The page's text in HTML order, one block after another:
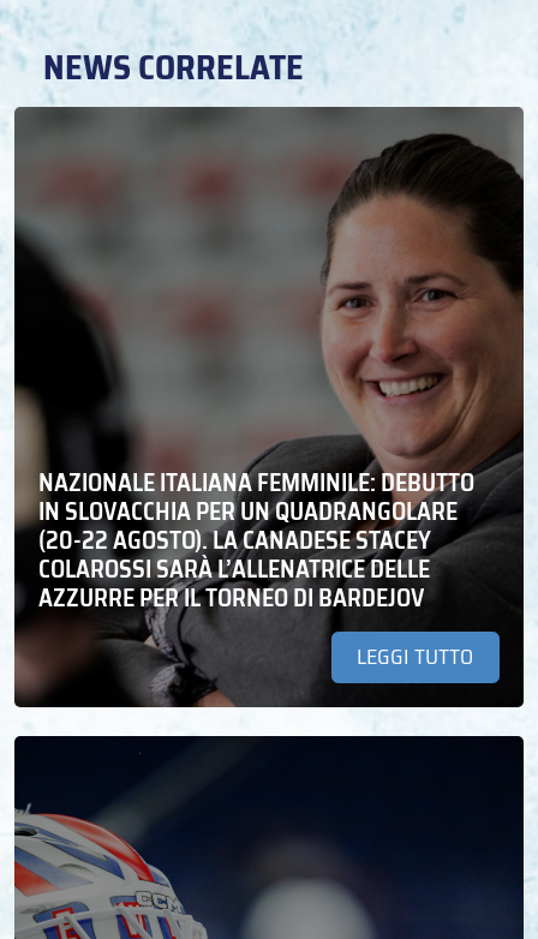
NEWS CORRELATE
NAZIONALE ITALIANA FEMMINILE: DEBUTTO
IN SLOVACCHIA PER UN QUADRANGOLARE
(20-22 AGOSTO). LA CANADESE STACEY
COLAROSSI SARÀ L’ALLENATRICE DELLE
AZZURRE PER IL TORNEO DI BARDEJOV
LEGGI TUTTO